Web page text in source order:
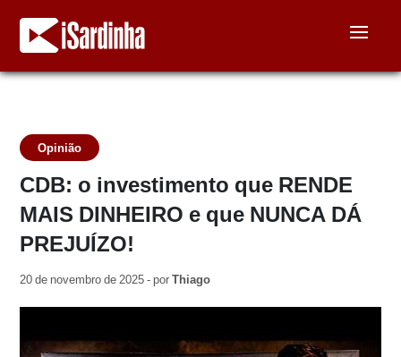
Opinião
CDB: o investimento que RENDE
MAIS DINHEIRO e que NUNCA DÁ
PREJUÍZO!
20 de novembro de 2025 - porThiago